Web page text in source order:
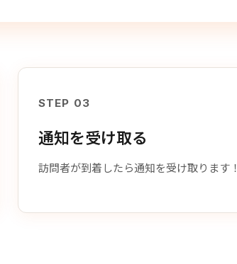
STEP 03
通知を受け取る
訪問者が到着したら通知を受け取ります！